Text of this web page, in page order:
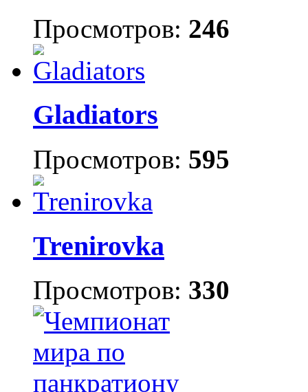
Просмотров: 246
Gladiators
Просмотров: 595
Trenirovka
Просмотров: 330